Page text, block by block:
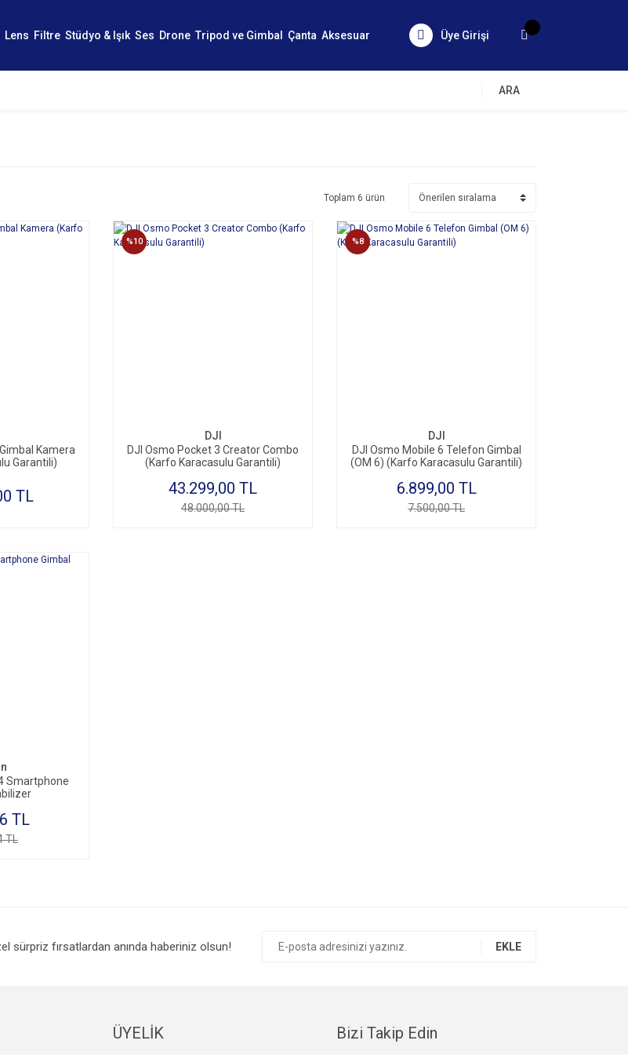
Lens Filtre Stüdyo & Işık Ses Drone Tripod ve Gimbal Çanta Aksesuar Üye Girişi
ARA
Toplam 6 ürün
Kamera
Garantili)
TL
%10
DJI
DJI Osmo Pocket 3 Creator Combo
(Karfo Karacasulu Garantili)
43.299,00 TL
48.000,00 TL
%8
DJI
DJI Osmo Mobile 6 Telefon Gimbal
(OM 6) (Karfo Karacasulu Garantili)
6.899,00 TL
7.500,00 TL
Smartphone
TL
TL
sürpriz fırsatlardan anında haberiniz olsun! EKLE
ÜYELİK Bizi Takip Edin